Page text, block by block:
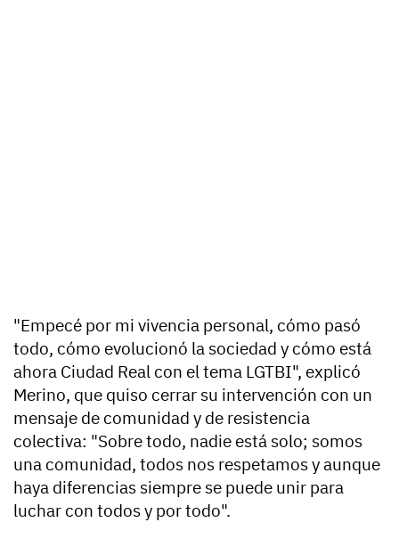
"Empecé por mi vivencia personal, cómo pasó
todo, cómo evolucionó la sociedad y cómo está
ahora Ciudad Real con el tema LGTBI", explicó
Merino, que quiso cerrar su intervención con un
mensaje de comunidad y de resistencia
colectiva: "Sobre todo, nadie está solo; somos
una comunidad, todos nos respetamos y aunque
haya diferencias siempre se puede unir para
luchar con todos y por todo".